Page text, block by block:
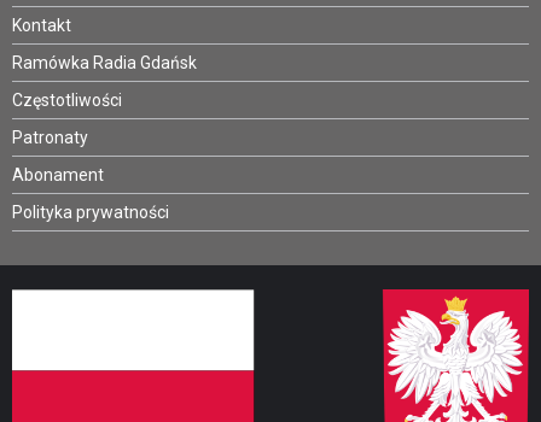
Kontakt
Ramówka Radia Gdańsk
Częstotliwości
Patronaty
Abonament
Polityka prywatności